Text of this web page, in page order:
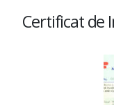
Certificat de